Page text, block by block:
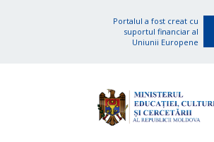
Portalul a fost creat cu
suportul financiar al
Uniunii Europene